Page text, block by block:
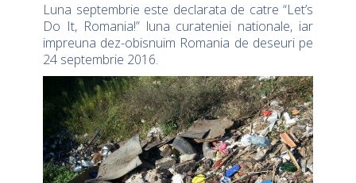
Luna septembrie este declarata de catre “Let’s
Do It, Romania!” luna curateniei nationale, iar
impreuna dez-obisnuim Romania de deseuri pe
24 septembrie 2016.